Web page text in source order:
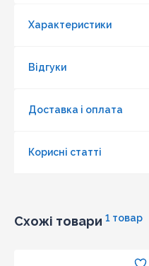
Характеристики
Відгуки
Доставка і оплата
Корисні статті
Схожі товари 1 товар
Оновити капчу